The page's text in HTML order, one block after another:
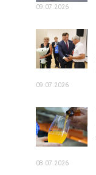
09.07.2026
09.07.2026
08.07.2026